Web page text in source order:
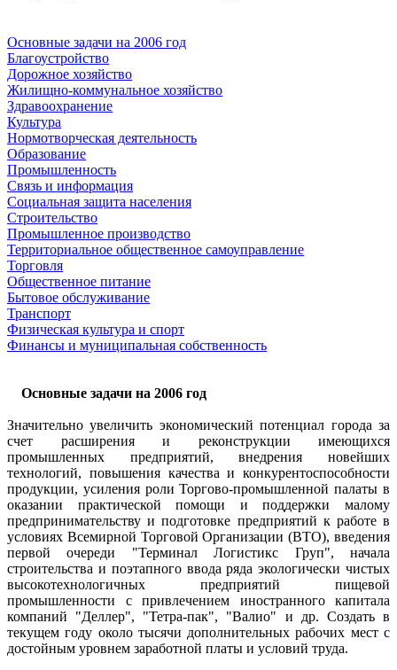
Основные задачи на 2006 год
Благоустройство
Дорожное хозяйство
Жилищно-коммунальное хозяйство
Здравоохранение
Культура
Нормотворческая деятельность
Образование
Промышленность
Связь и информация
Социальная защита населения
Строительство
Промышленное производство
Территориальное общественное самоуправление
Торговля
Общественное питание
Бытовое обслуживание
Транспорт
Физическая культура и спорт
Финансы и муниципальная собственность
Основные задачи на 2006 год
Значительно увеличить экономический потенциал города за
счет расширения и реконструкции имеющихся
промышленных предприятий, внедрения новейших
технологий, повышения качества и конкурентоспособности
продукции, усиления роли Торгово-промышленной палаты в
оказании практической помощи и поддержки малому
предпринимательству и подготовке предприятий к работе в
условиях Всемирной Торговой Организации (ВТО), введения
первой очереди "Терминал Логистикс Груп", начала
строительства и поэтапного ввода ряда экологически чистых
высокотехнологичных предприятий пищевой
промышленности с привлечением иностранного капитала
компаний "Деллер", "Тетра-пак", "Валио" и др. Создать в
текущем году около тысячи дополнительных рабочих мест с
достойным уровнем заработной платы и условий труда.